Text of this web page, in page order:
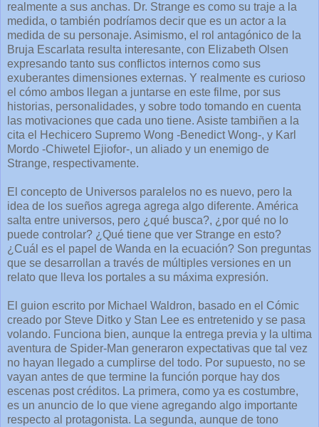
realmente a sus anchas. Dr. Strange es como su traje a la
medida, o también podríamos decir que es un actor a la
medida de su personaje. Asimismo, el rol antagónico de la
Bruja Escarlata resulta interesante, con Elizabeth Olsen
expresando tanto sus conflictos internos como sus
exuberantes dimensiones externas. Y realmente es curioso
el cómo ambos llegan a juntarse en este filme, por sus
historias, personalidades, y sobre todo tomando en cuenta
las motivaciones que cada uno tiene. Asiste tambiñen a la
cita el Hechicero Supremo Wong -Benedict Wong-, y Karl
Mordo -Chiwetel Ejiofor-, un aliado y un enemigo de
Strange, respectivamente.
El concepto de Universos paralelos no es nuevo, pero la
idea de los sueños agrega agrega algo diferente. América
salta entre universos, pero ¿qué busca?, ¿por qué no lo
puede controlar? ¿Qué tiene que ver Strange en esto?
¿Cuál es el papel de Wanda en la ecuación? Son preguntas
que se desarrollan a través de múltiples versiones en un
relato que lleva los portales a su máxima expresión.
El guion escrito por Michael Waldron, basado en el Cómic
creado por Steve Ditko y Stan Lee es entretenido y se pasa
volando. Funciona bien, aunque la entrega previa y la ultima
aventura de Spider-Man generaron expectativas que tal vez
no hayan llegado a cumplirse del todo. Por supuesto, no se
vayan antes de que termine la función porque hay dos
escenas post créditos. La primera, como ya es costumbre,
es un anuncio de lo que viene agregando algo importante
respecto al protagonista. La segunda, aunque de tono